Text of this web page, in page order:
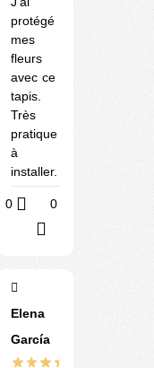
protégé
mes
fleurs
avec ce
tapis.
Très
pratique
à
installer.
0 0
Elena
García